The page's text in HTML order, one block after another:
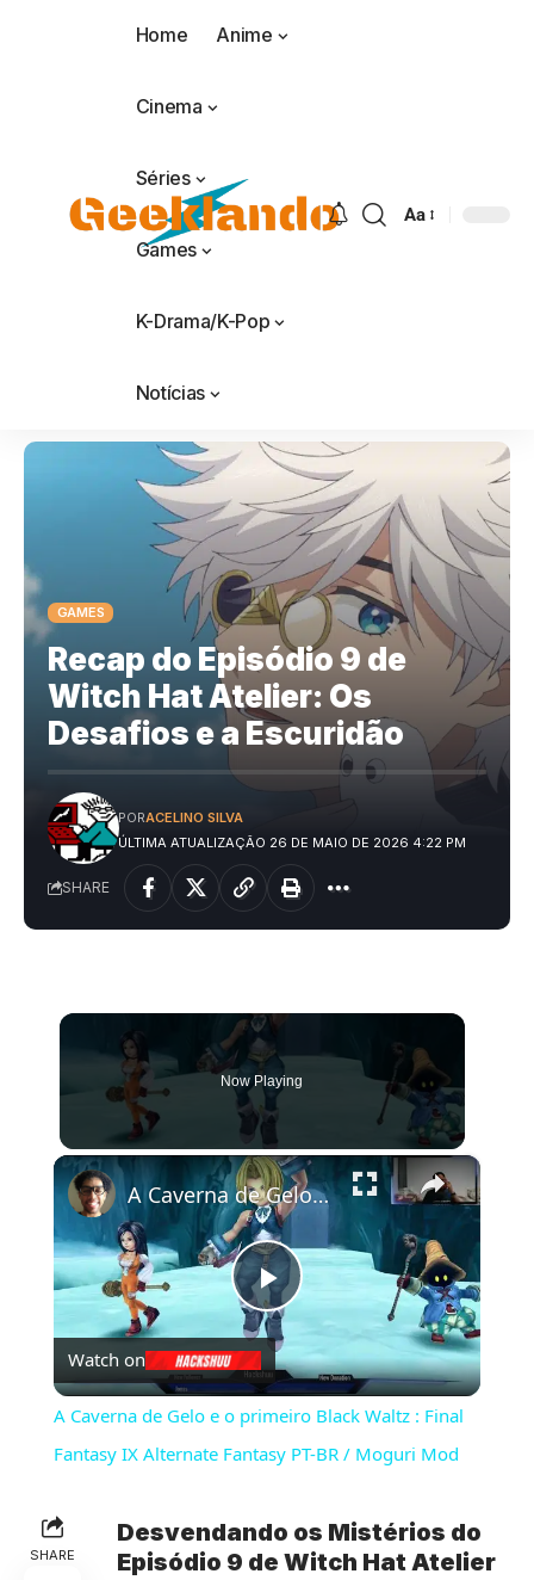
Home Anime
Cinema
Séries
Games
K-Drama/K-Pop
Notícias
Aa
GAMES
Recap do Episódio 9 de
Witch Hat Atelier: Os
Desafios e a Escuridão
ÚLTIMA ATUALIZAÇÃO 26 DE MAIO DE 2026 4:22 PM
PORACELINO SILVA
SHARE
Now Playing
×
Play
Video
A Caverna de Gelo e o primeiro Black Waltz : Final Fantasy IX Alternate Fantasy PT-BR / Moguri Mod
Watch on
A Caverna de Gelo e o primeiro Black Waltz : Final
Fantasy IX Alternate Fantasy PT-BR / Moguri Mod
SHARE
Desvendando os Mistérios do
Episódio 9 de Witch Hat Atelier